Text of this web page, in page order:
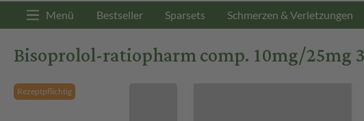
Menü Bestseller Sparsets Schmerzen & Verletzungen
Bisoprolol-ratiopharm comp. 10mg/25mg
Rezeptpflichtig